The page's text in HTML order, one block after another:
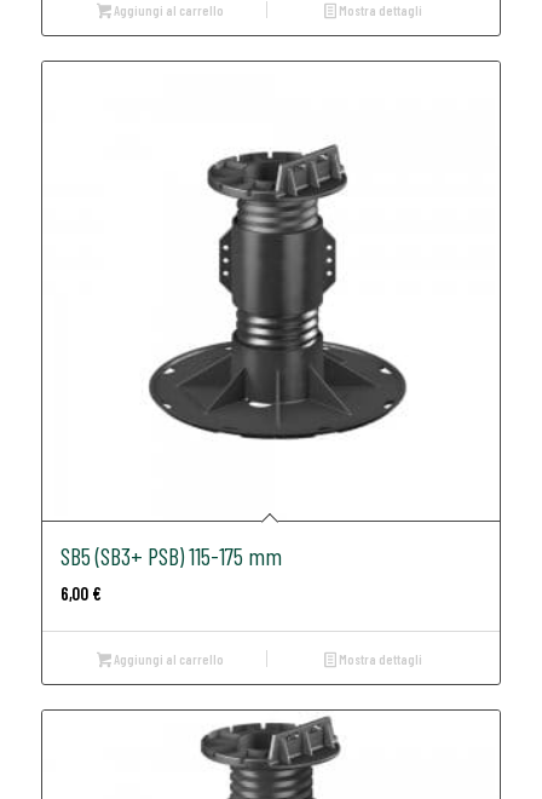
Aggiungi al carrello Mostra dettagli
SB5 (SB3+ PSB) 115-175 mm
6,00 €
Aggiungi al carrello Mostra dettagli